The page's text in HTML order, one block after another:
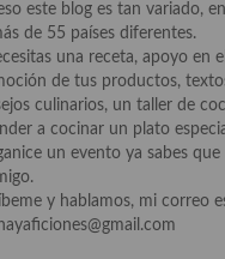
este blog es tan variado,
de 55 países diferentes.
una receta, apoyo en
de tus productos,
culinarios, un taller de
a cocinar un plato
un evento ya sabes
y hablamos, mi correo